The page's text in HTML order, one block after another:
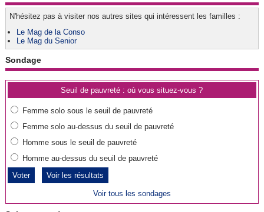
N'hésitez pas à visiter nos autres sites qui intéressent les familles :
Le Mag de la Conso
Le Mag du Senior
Sondage
Seuil de pauvreté : où vous situez-vous ?
Femme solo sous le seuil de pauvreté
Femme solo au-dessus du seuil de pauvreté
Homme sous le seuil de pauvreté
Homme au-dessus du seuil de pauvreté
Voir les résultats
Voir tous les sondages